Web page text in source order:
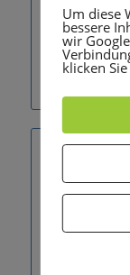
Um diese
bessere
wir
klicken